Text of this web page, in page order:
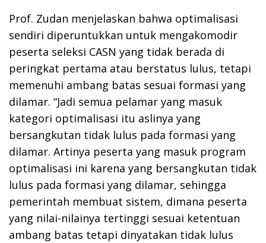
Prof. Zudan menjelaskan bahwa optimalisasi
sendiri diperuntukkan untuk mengakomodir
peserta seleksi CASN yang tidak berada di
peringkat pertama atau berstatus lulus, tetapi
memenuhi ambang batas sesuai formasi yang
dilamar. “Jadi semua pelamar yang masuk
kategori optimalisasi itu aslinya yang
bersangkutan tidak lulus pada formasi yang
dilamar. Artinya peserta yang masuk program
optimalisasi ini karena yang bersangkutan tidak
lulus pada formasi yang dilamar, sehingga
pemerintah membuat sistem, dimana peserta
yang nilai-nilainya tertinggi sesuai ketentuan
ambang batas tetapi dinyatakan tidak lulus